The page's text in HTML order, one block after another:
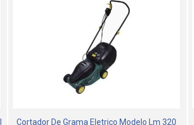
Cortador De Grama Eletrico Modelo Lm 320